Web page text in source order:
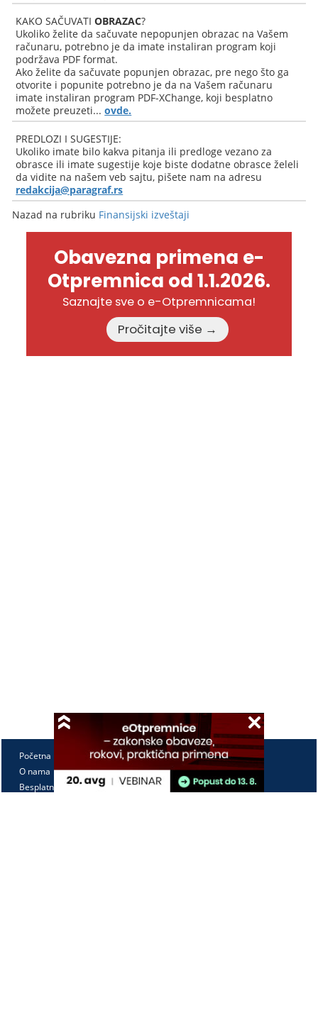
KAKO SAČUVATIOBRAZAC?
Ukoliko želite da sačuvate nepopunjen obrazac na Vašem
računaru, potrebno je da imate instaliran program koji
podržava PDF format.
Ako želite da sačuvate popunjen obrazac, pre nego što ga
otvorite i popunite potrebno je da na Vašem računaru
imate instaliran program PDF-XChange, koji besplatno
možete preuzeti...ovde.
PREDLOZI I SUGESTIJE:
Ukoliko imate bilo kakva pitanja ili predloge vezano za
obrasce ili imate sugestije koje biste dodatne obrasce želeli
da vidite na našem veb sajtu, pišete nam na adresu
redakcija@paragraf.rs
Nazad na rubriku Finansijski izveštaji
Obavezna primena e-
Otpremnica od 1.1.2026.
Saznajte sve o e-Otpremnicama!
Pročitajte više →
Početna
O nama
Besplatno